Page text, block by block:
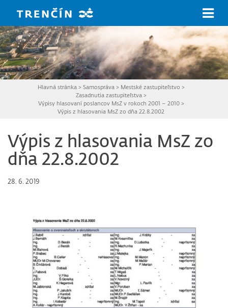
Hlavná stránka > Samospráva > Mestské zastupiteľstvo >
Zasadnutia zastupiteľstva >
Výpisy hlasovaní poslancov MsZ v rokoch 2001 – 2010>
Výpis z hlasovania MsZ zo dňa 22.8.2002
Výpis z hlasovania MsZ zo
dňa 22.8.2002
28. 6. 2019